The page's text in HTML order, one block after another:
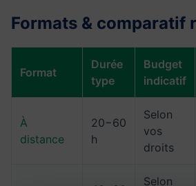
Formats & comparatif
Format
Durée
type
Budget
indicatif
À
distance
20−60
h
Selon
vos
droits
Selon